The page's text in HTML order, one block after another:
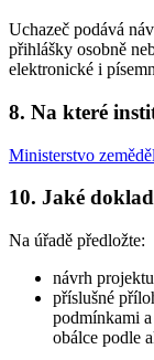
Uchazeč podává
přihlášky osobně
elektronické i
8. Na které
Ministerstvo
10. Jaké
Na úřadě předložte:
návrh
příslušné
podmínkami
obálce podle